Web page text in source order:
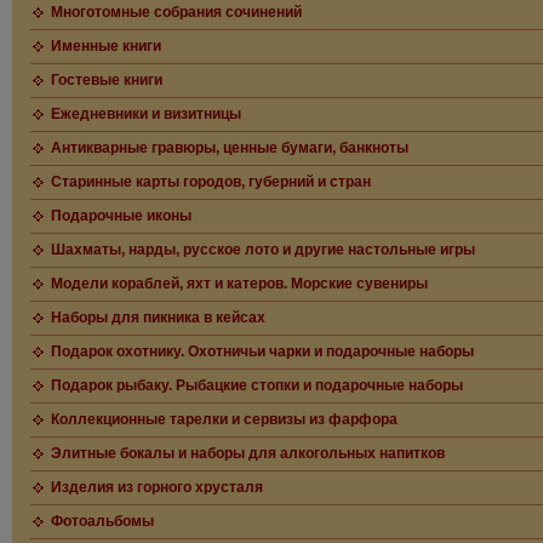
Многотомные собрания сочинений
Именные книги
Гостевые книги
Ежедневники и визитницы
Антикварные гравюры, ценные бумаги, банкноты
Старинные карты городов, губерний и стран
Подарочные иконы
Шахматы, нарды, русское лото и другие настольные игры
Модели кораблей, яхт и катеров. Морские сувениры
Наборы для пикника в кейсах
Подарок охотнику. Охотничьи чарки и подарочные наборы
Подарок рыбаку. Рыбацкие стопки и подарочные наборы
Коллекционные тарелки и сервизы из фарфора
Элитные бокалы и наборы для алкогольных напитков
Изделия из горного хрусталя
Фотоальбомы